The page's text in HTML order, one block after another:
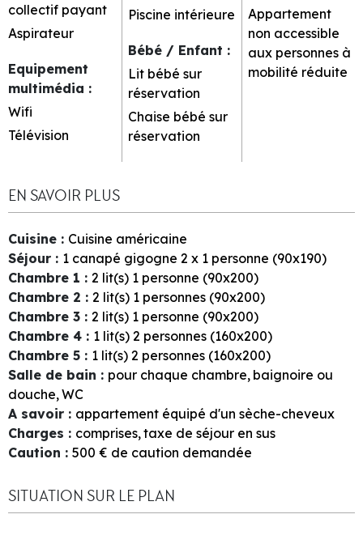
collectif payant
Aspirateur
Equipement
multimédia :
Wifi
Télévision
Piscine intérieure
Bébé / Enfant :
Lit bébé sur
réservation
Chaise bébé sur
réservation
Appartement
non accessible
aux personnes à
mobilité réduite
EN SAVOIR PLUS
Cuisine : Cuisine américaine
Séjour : 1 canapé gigogne 2 x 1 personne (90x190)
Chambre 1 : 2 lit(s) 1 personne (90x200)
Chambre 2 : 2 lit(s) 1 personnes (90x200)
Chambre 3 : 2 lit(s) 1 personne (90x200)
Chambre 4 : 1 lit(s) 2 personnes (160x200)
Chambre 5 : 1 lit(s) 2 personnes (160x200)
Salle de bain : pour chaque chambre baignoire ou
douche WC
A savoir : appartement équipé d'un sèche-cheveux
Charges : comprises taxe de séjour en sus
Caution : 500 € de caution demandée
SITUATION SUR LE PLAN